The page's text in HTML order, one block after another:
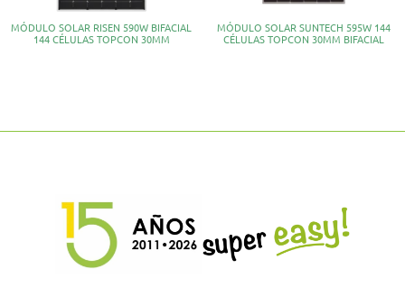
MÓDULO SOLAR RISEN 590W BIFACIAL
144 CÉLULAS TOPCON 30MM
MÓDULO SOLAR SUNTECH 595W 144
CÉLULAS TOPCON 30MM BIFACIAL